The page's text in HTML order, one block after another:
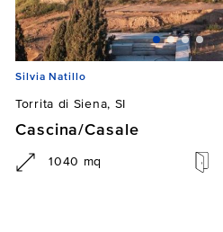
Silvia Natillo
Torrita di Siena, SI
Cascina/Casale
1040 mq